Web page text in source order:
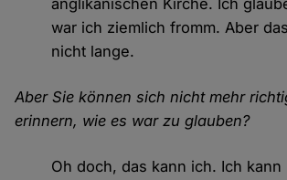
anglikanischen Kirche. Ich
war ich ziemlich fromm. Aber
nicht lange.
Aber Sie können sich nicht mehr
erinnern, wie es war zu glauben?
Oh doch, das kann ich. Ich kann